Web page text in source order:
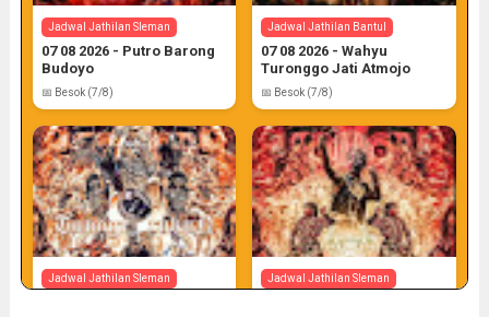
📅 Target: 6 (Post: 6/7)
Jadwal Jathilan Sleman
07 08 2026 - Putro Barong
Budoyo
📅 Besok (7/8)
Jadwal Jathilan Bantul
07 08 2026 - Wahyu
Turonggo Jati Atmojo
📅 Besok (7/8)
Jadwal Jathilan Sleman Jadwal Jathilan Sleman